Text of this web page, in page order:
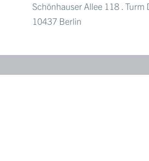
Schönhauser Allee 118 . Turm
10437 Berlin